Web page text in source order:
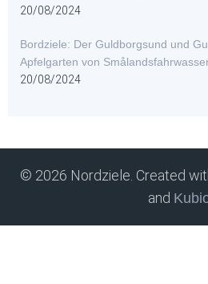
20/08/2024
Bordziele: Der Guldborgsund und
Apfelgarten von
20/08/2024
© 2026 Nordziele. Created
and